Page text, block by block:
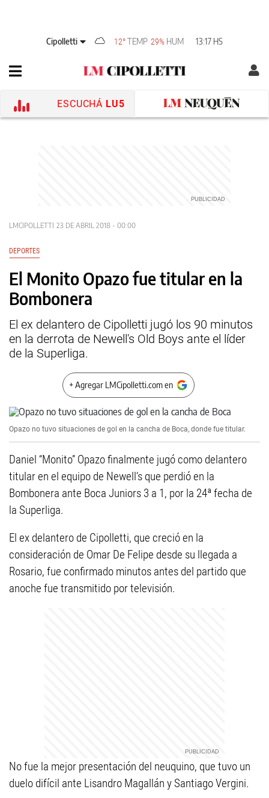
Cipolletti 12° TEMP 29% HUM 13:17 HS
ESCUCHÁ LU5
LMCIPOLLETTI 23 DE ABRIL 2018 - 00:00
DEPORTES
El Monito Opazo fue titular en la
Bombonera
El ex delantero de Cipolletti jugó los 90 minutos
en la derrota de Newell's Old Boys ante el líder
de la Superliga.
+ Agregar LMCipolletti.com en
Opazo no tuvo situaciones de gol en la cancha de Boca, donde fue titular.
Daniel “Monito” Opazo finalmente jugó como delantero
titular en el equipo de Newell’s que perdió en la
Bombonera ante Boca Juniors 3 a 1, por la 24ª fecha de
la Superliga.
El ex delantero de Cipolletti, que creció en la
consideración de Omar De Felipe desde su llegada a
Rosario, fue confirmado minutos antes del partido que
anoche fue transmitido por televisión.
No fue la mejor presentación del neuquino, que tuvo un
duelo difícil ante Lisandro Magallán y Santiago Vergini.